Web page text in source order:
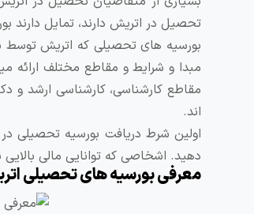
تحصیل در اتریش دارند، تمایل دارند
بورسیه های تحصیلی که اتریش توسط
مقاطع کارشناسی، کارشناسی ارشد و
اند.
اولین شرط دریافت بورسیه تحصیلی
دهید. اشخاصی که توانایی مالی
معرفی بورسیه های تحصیلی